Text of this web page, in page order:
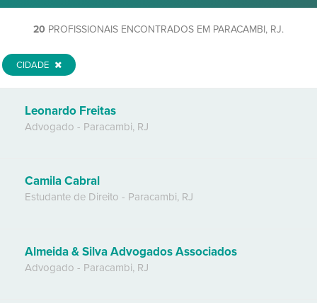
20 PROFISSIONAIS ENCONTRADOS EM PARACAMBI, RJ.
CIDADE
Leonardo Freitas
Advogado - Paracambi, RJ
Camila Cabral
Estudante de Direito - Paracambi, RJ
Almeida & Silva Advogados Associados
Advogado - Paracambi, RJ